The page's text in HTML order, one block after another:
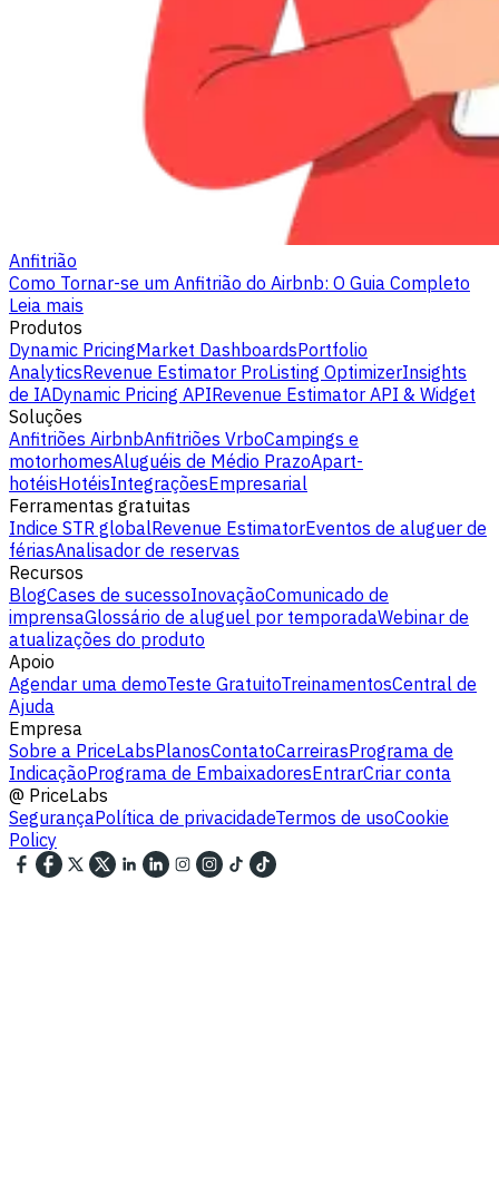
Anfitrião
Como Tornar-se um Anfitrião do Airbnb: O Guia Completo
Leia mais
Produtos
Dynamic PricingMarket DashboardsPortfolio
AnalyticsRevenue Estimator ProListing OptimizerInsights
de IADynamic Pricing APIRevenue Estimator API & Widget
Soluções
Anfitriões AirbnbAnfitriões VrboCampings e
motorhomesAluguéis de Médio PrazoApart-
hotéisHotéisIntegraçõesEmpresarial
Ferramentas gratuitas
Indice STR globalRevenue EstimatorEventos de aluguer de
fériasAnalisador de reservas
Recursos
BlogCases de sucessoInovaçãoComunicado de
imprensaGlossário de aluguel por temporadaWebinar de
atualizações do produto
Apoio
Agendar uma demoTeste GratuitoTreinamentosCentral de
Ajuda
Empresa
Sobre a PriceLabsPlanosContatoCarreirasPrograma de
IndicaçãoPrograma de EmbaixadoresEntrarCriar conta
@ PriceLabs
SegurançaPolítica de privacidadeTermos de usoCookie
Policy